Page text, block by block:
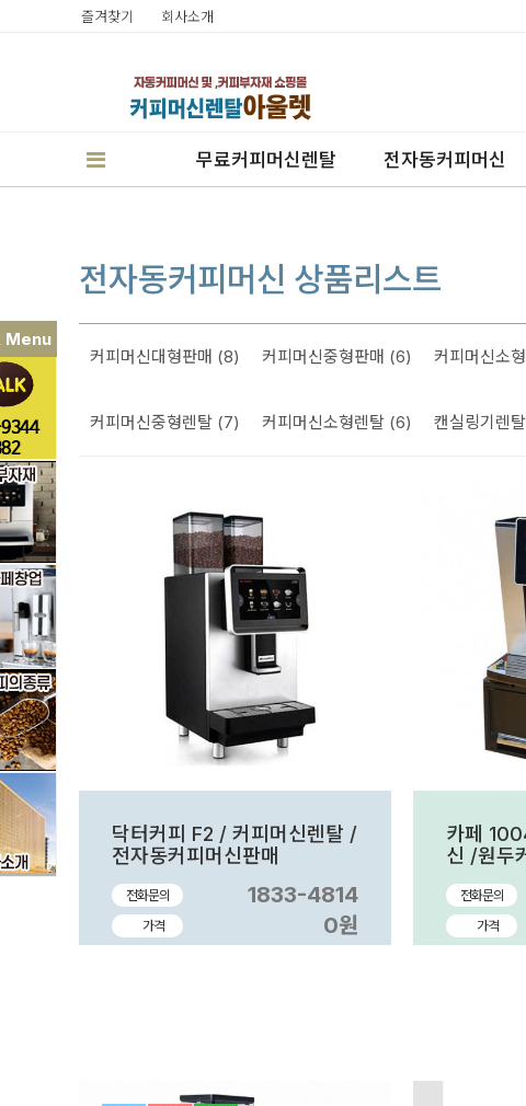
즐겨찾기 회사소개
무료커피머신렌탈 전자동커피머신
Menu
전자동커피머신 상품리스트
커피머신대형판매 (8) 커피머신중형판매 (6) 커피머신소
커피머신중형렌탈 (7) 커피머신소형렌탈 (6) 캔실링기렌
닥터커피 F2 / 커피머신렌탈 /
전자동커피머신판매
전화문의 1833-4814
가격 0원
카페
신 /원두
전화문의
가격